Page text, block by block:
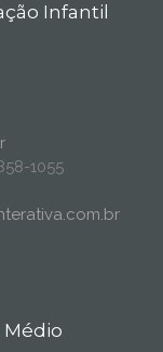
Infantil
1055